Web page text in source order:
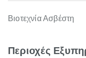
Βιοτεχνία Ασβέστη
Περιοχές